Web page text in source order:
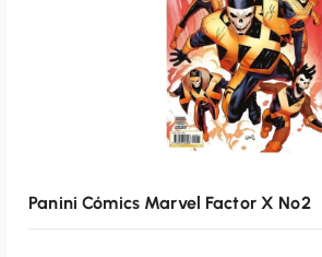
Panini Cómics Marvel Factor X Nº2